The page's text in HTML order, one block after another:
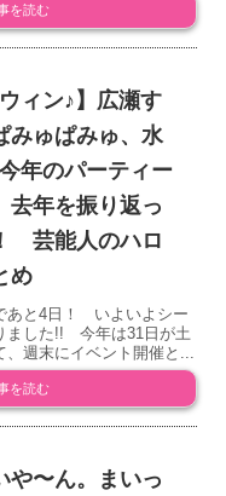
を読む
ィン♪】広瀬す
みゅぱみゅ、水
年のパーティー
年を振り返っ
芸能人のハロ
め
あと4日！ いよいよシー
ました!! 今年は31日が土
週末にイベント開催と...
を読む
や〜ん。まいっ